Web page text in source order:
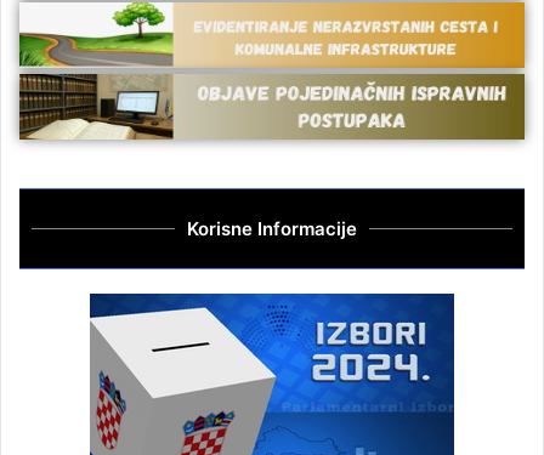
Korisne Informacije